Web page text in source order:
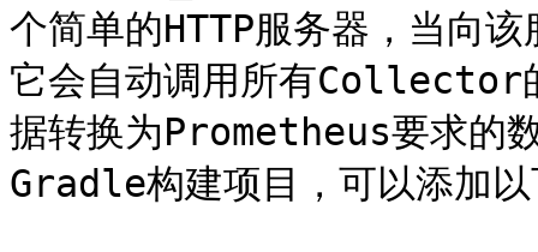
个简单的HTTP服务器，当向
它会自动调用所有
据转换为Prometheus要求的
Gradle构建项目，可以添加以